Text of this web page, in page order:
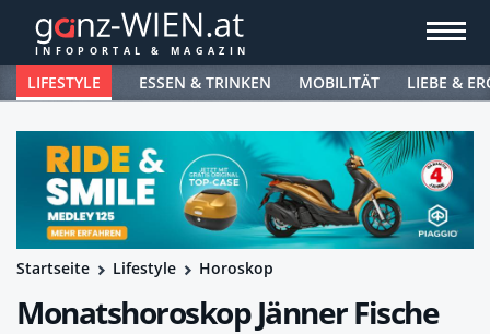
LIFESTYLE ESSEN & TRINKEN MOBILITÄT LIEBE &
Startseite Lifestyle Horoskop
Monatshoroskop Jänner Fische